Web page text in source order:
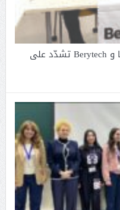
مذكرة تفاهم بين وزارة التكنولوجيا و Berytech تشدّد على